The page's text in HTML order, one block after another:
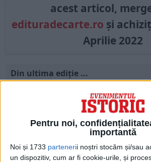
Pentru noi,
importantă
Noi și 1733 partenerii noștri stocăm și/sau
un dispozitiv, cum ar fi cookie-urile, și
acest articol,
edituradecarte.ro și
Aprilie 2022
Din ultima ediție ...
Carol al II-lea și acțiunile
România Mare
Afaceri oneroase care au
modernă: Strousberg și